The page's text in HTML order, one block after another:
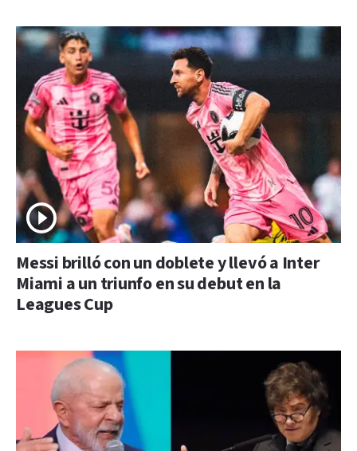
Messi brilló con un doblete y llevó a Inter
Miami a un triunfo en su debut en la
Leagues Cup